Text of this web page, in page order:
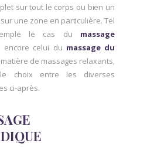
sur tout le corps ou bien un
une zone en particulière. Tel
le cas du massage
celui du massage du
matière de massages relaxants,
choix entre les diverses
ci-après.